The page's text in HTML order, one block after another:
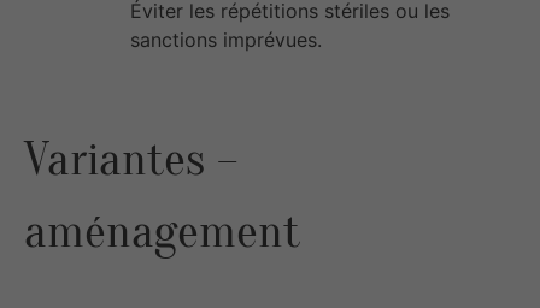
Éviter les répétitions stériles ou les
sanctions imprévues.
Variantes –
aménagement